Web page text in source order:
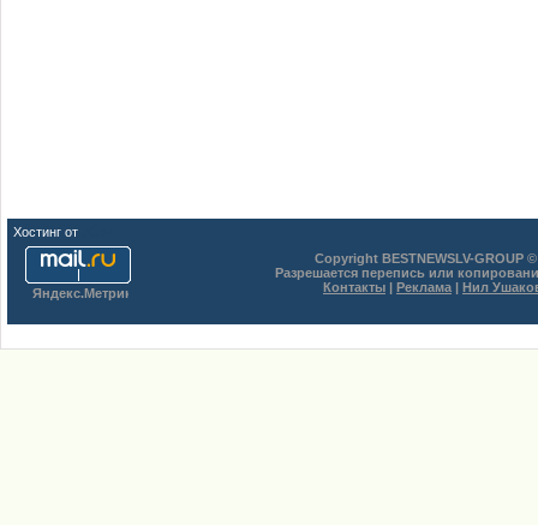
Хостинг от
Copyright BESTNEWSLV-GROUP
Разрешается перепись или
Контакты | Реклама | Нил